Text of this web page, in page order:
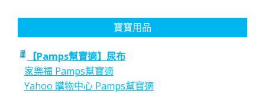
寶寶用品
【Pamps幫寶適】尿布
家樂福 Pamps幫寶適
Yahoo 購物中心 Pamps幫寶適